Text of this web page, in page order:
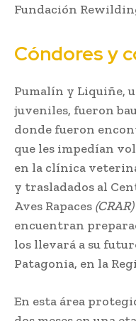
Fundación
Cóndores y
Pumalín y Liquiñe,
juveniles, fueron
donde fueron
que les impedían
en la clínica
y trasladados al
Aves Rapaces (CRAR)
encuentran
los llevará a su
Patagonia, en la
En esta área